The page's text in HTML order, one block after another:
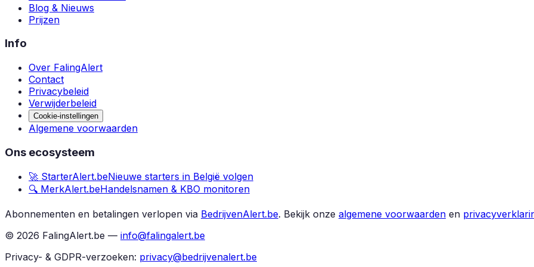
Blog & Nieuws
Prijzen
Info
Over FalingAlert
Contact
Privacybeleid
Verwijderbeleid
Cookie-instellingen
Algemene voorwaarden
Ons ecosysteem
🚀 StarterAlert.beNieuwe starters in België volgen
🔍 MerkAlert.beHandelsnamen & KBO monitoren
Abonnementen en betalingen verlopen via BedrijvenAlert.be. Bekijk onze algemene voorwaarden en
© 2026 FalingAlert.be — info@falingalert.be
Privacy- & GDPR-verzoeken: privacy@bedrijvenalert.be